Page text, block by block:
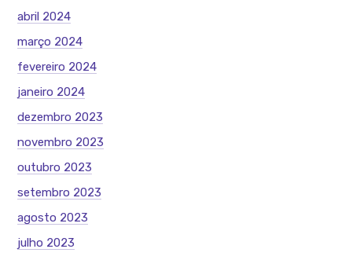
abril 2024
março 2024
fevereiro 2024
janeiro 2024
dezembro 2023
novembro 2023
outubro 2023
setembro 2023
agosto 2023
julho 2023